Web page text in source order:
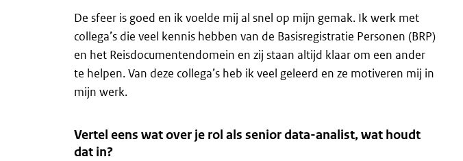
De sfeer is goed en ik voelde mij al snel op mijn gemak. Ik werk met
collega’s die veel kennis hebben van de Basisregistratie Personen (BRP)
en het Reisdocumentendomein en zij staan altijd klaar om een ander
te helpen. Van deze collega’s heb ik veel geleerd en ze motiveren mij in
mijn werk.
Vertel eens wat over je rol als senior data-analist, wat houdt
dat in?